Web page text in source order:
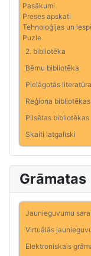
Pasākumi
Preses apskati
Tehnoloģijas un
Puzle
2. bibliotēka
Bērnu bibliotēka
Pielāgotās
Reģiona bibliotēkas
Pilsētas bibliotēkas
Skaiti latgaliski
Grāmatas
Jaunieguvumu
Virtuālās
Elektroniskais